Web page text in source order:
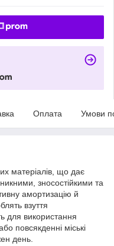
Оплата Умови
матеріалів, що дає
зносостійкими та
амортизацію й
взуття
для використання
повсякденні міські
день.